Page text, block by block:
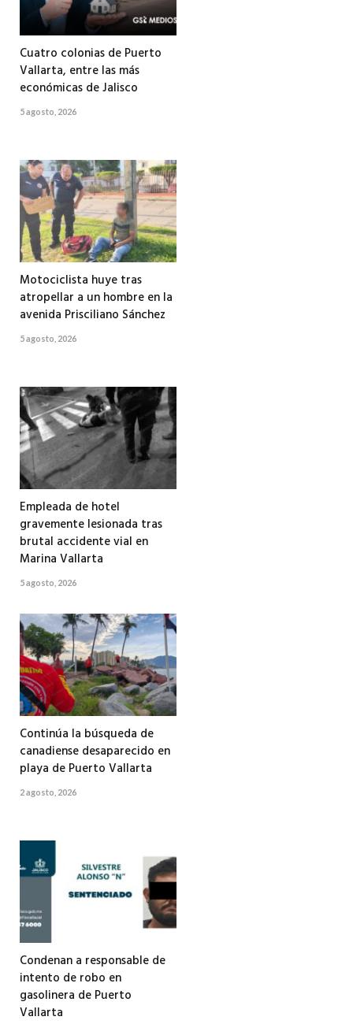
Cuatro colonias de Puerto
Vallarta, entre las más
económicas de Jalisco
5 agosto, 2026
Motociclista huye tras
atropellar a un hombre en la
avenida Prisciliano Sánchez
5 agosto, 2026
Empleada de hotel
gravemente lesionada tras
brutal accidente vial en
Marina Vallarta
5 agosto, 2026
Continúa la búsqueda de
canadiense desaparecido en
playa de Puerto Vallarta
2 agosto, 2026
Condenan a responsable de
intento de robo en
gasolinera de Puerto
Vallarta